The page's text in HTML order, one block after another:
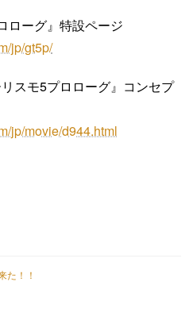
ローグ』特設ページ
jp/gt5p/
スモ5プロローグ』コンセプ
jp/movie/d944.html
た！！